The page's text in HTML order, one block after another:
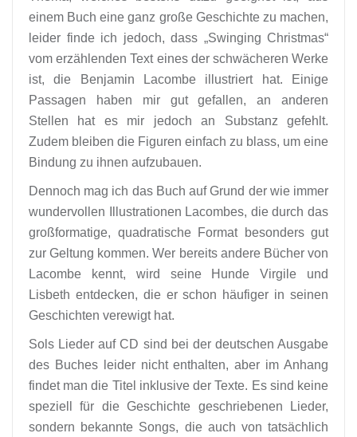
einem Buch eine ganz große Geschichte zu machen,
leider finde ich jedoch, dass „Swinging Christmas“
vom erzählenden Text eines der schwächeren Werke
ist, die Benjamin Lacombe illustriert hat. Einige
Passagen haben mir gut gefallen, an anderen
Stellen hat es mir jedoch an Substanz gefehlt.
Zudem bleiben die Figuren einfach zu blass, um eine
Bindung zu ihnen aufzubauen.
Dennoch mag ich das Buch auf Grund der wie immer
wundervollen Illustrationen Lacombes, die durch das
großformatige, quadratische Format besonders gut
zur Geltung kommen. Wer bereits andere Bücher von
Lacombe kennt, wird seine Hunde Virgile und
Lisbeth entdecken, die er schon häufiger in seinen
Geschichten verewigt hat.
Sols Lieder auf CD sind bei der deutschen Ausgabe
des Buches leider nicht enthalten, aber im Anhang
findet man die Titel inklusive der Texte. Es sind keine
speziell für die Geschichte geschriebenen Lieder,
sondern bekannte Songs, die auch von tatsächlich